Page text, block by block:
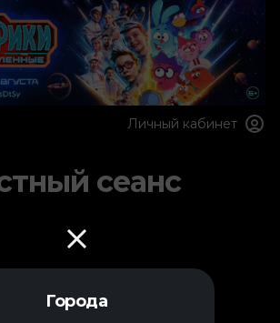
Города
Личный кабинет
сеанс